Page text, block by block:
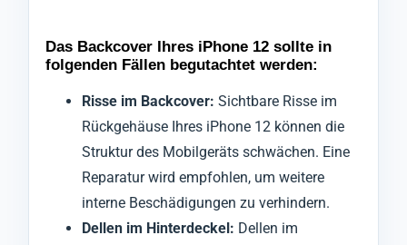
Das Backcover Ihres iPhone 12 sollte in
folgenden Fällen begutachtet werden:
Risse im Backcover: Sichtbare Risse im
Rückgehäuse Ihres iPhone 12 können die
Struktur des Mobilgeräts schwächen. Eine
Reparatur wird empfohlen, um weitere
interne Beschädigungen zu verhindern.
Dellen im Hinterdeckel: Dellen im